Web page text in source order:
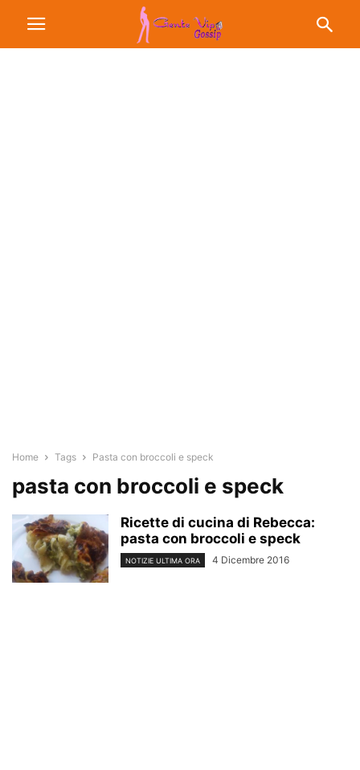
Home Tags Pasta con broccoli e speck
pasta con broccoli e speck
Ricette di cucina di Rebecca:
pasta con broccoli e speck
NOTIZIE ULTIMA ORA 4 Dicembre 2016